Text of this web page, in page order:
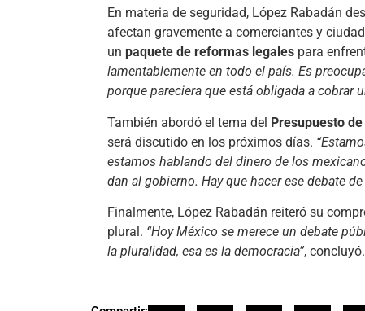
En materia de seguridad, López Rabadán
afectan gravemente a comerciantes y
un paquete de reformas legales para
lamentablemente en todo el país. Es
porque pareciera que está obligada a cobrar
También abordó el tema del Presupuesto
será discutido en los próximos días.
estamos hablando del dinero de los
dan al gobierno. Hay que hacer ese debate
Finalmente, López Rabadán reiteró su
plural. “Hoy México se merece un debate
la pluralidad, esa es la democracia”, concluyó.